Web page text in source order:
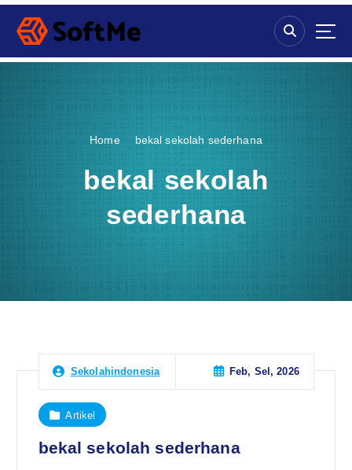
S
p
Home bekal sekolah sederhana
bekal sekolah
sederhana
Sekolahindonesia Feb, Sel, 2026
Artikel
bekal sekolah sederhana